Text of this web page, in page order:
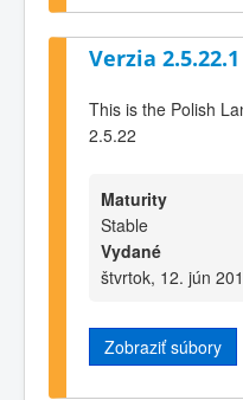
Verzia 2.5.22.1
This is the Polish
2.5.22
Maturity
Stable
Vydané
štvrtok, 12. jún
Zobraziť súbory